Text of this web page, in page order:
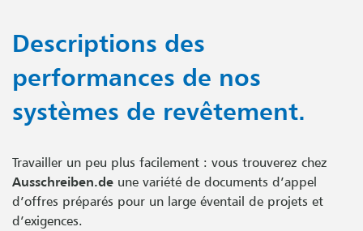
Descriptions des
performances de nos
systèmes de revêtement.
Travailler un peu plus facilement : vous trouverez chez
Ausschreiben.de une variété de documents d’appel
d’offres préparés pour un large éventail de projets et
d’exigences.